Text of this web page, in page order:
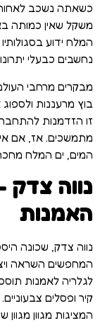
כשאתה נשכב לאחור
משקל שאין כמותה
המלח ידוע
נחשבים כבעלי
מבקרים מרחבי
בוץ מרעננות
זו הזדמנות להתחבר
מתמשכים. אז, אם
המים, ים המלח
נווה צדק
האמנות
נווה צדק, שכונה
המחפשים השראה
לגלריה לאמנות
קיר ופסלים
המציגות מגוון